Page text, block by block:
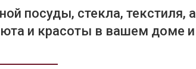
посуды, стекла,
и красоты в вашем доме